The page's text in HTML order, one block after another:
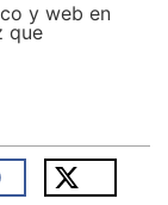
y web en
que